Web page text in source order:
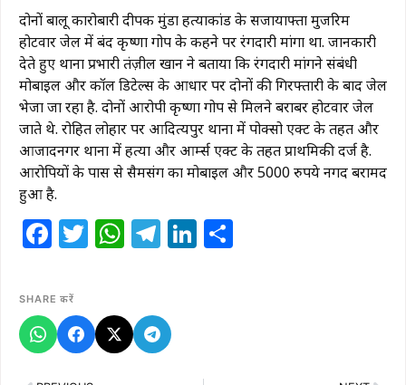
दोनों बालू कारोबारी दीपक मुंडा हत्याकांड के सजायाफ्ता मुजरिम
होटवार जेल में बंद कृष्णा गोप के कहने पर रंगदारी मांगा था. जानकारी
देते हुए थाना प्रभारी तंज़ील खान ने बताया कि रंगदारी मांगने संबंधी
मोबाइल और कॉल डिटेल्स के आधार पर दोनों की गिरफ्तारी के बाद जेल
भेजा जा रहा है. दोनों आरोपी कृष्णा गोप से मिलने बराबर होटवार जेल
जाते थे. रोहित लोहार पर आदित्यपुर थाना में पोक्सो एक्ट के तहत और
आजादनगर थाना में हत्या और आर्म्स एक्ट के तहत प्राथमिकी दर्ज है.
आरोपियों के पास से सैमसंग का मोबाइल और 5000 रुपये नगद बरामद
हुआ है.
Facebook
Twitter
WhatsApp
Telegram
LinkedIn
SHARE करें